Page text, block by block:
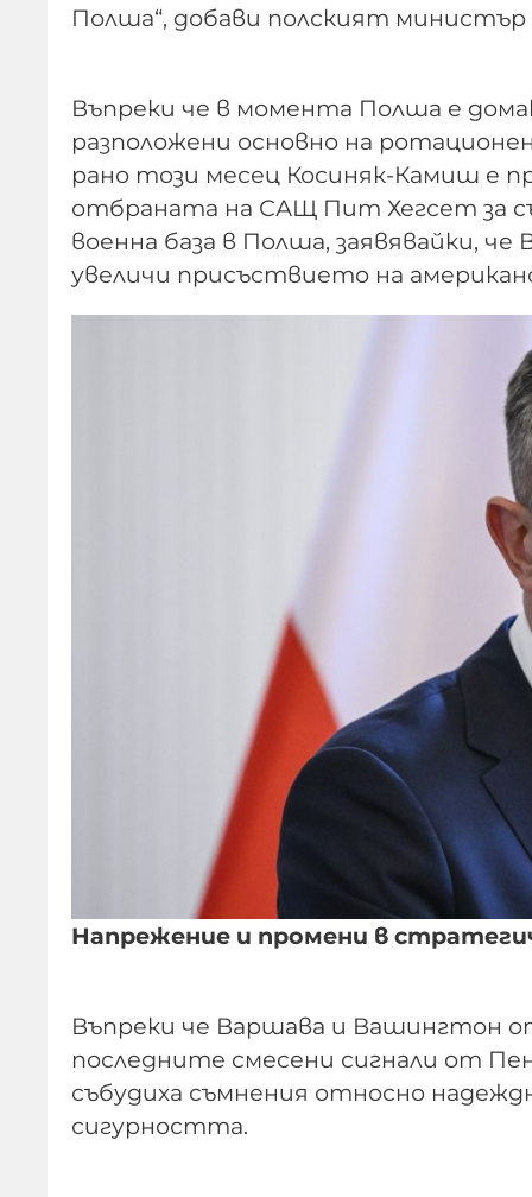
Полша“, добави полският
Въпреки че в момента Полша е
разположени основно на
рано този месец Косиняк-Камиш е
отбраната на САЩ Пит Хегсет за
военна база в Полша, заявявайки,
увеличи присъствието на
Напрежение и промени в
Въпреки че Варшава и Вашингтон
последните смесени сигнали от
събудиха съмнения относно
сигурността.